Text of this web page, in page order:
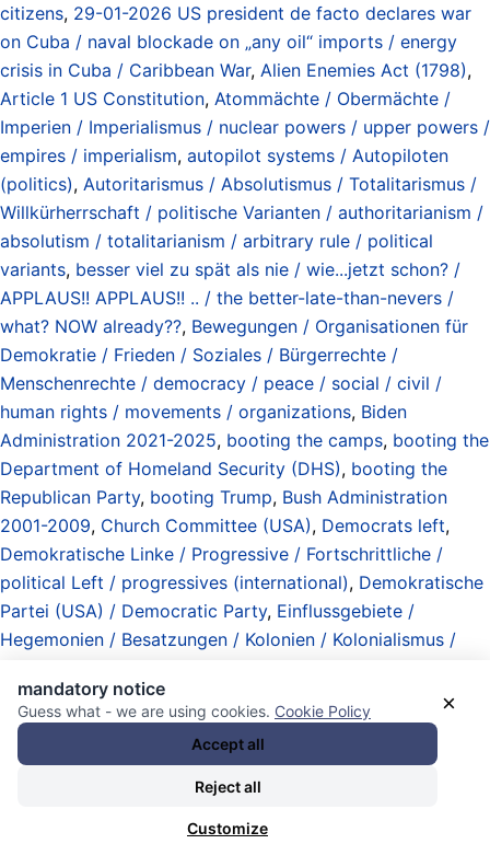
citizens, 29-01-2026 US president de facto declares war
on Cuba / naval blockade on „any oil“ imports / energy
crisis in Cuba / Caribbean War, Alien Enemies Act (1798),
Article 1 US Constitution, Atommächte / Obermächte /
Imperien / Imperialismus / nuclear powers / upper powers /
empires / imperialism, autopilot systems / Autopiloten
(politics), Autoritarismus / Absolutismus / Totalitarismus /
Willkürherrschaft / politische Varianten / authoritarianism /
absolutism / totalitarianism / arbitrary rule / political
variants, besser viel zu spät als nie / wie...jetzt schon? /
APPLAUS!! APPLAUS!! .. / the better-late-than-nevers /
what? NOW already??, Bewegungen / Organisationen für
Demokratie / Frieden / Soziales / Bürgerrechte /
Menschenrechte / democracy / peace / social / civil /
human rights / movements / organizations, Biden
Administration 2021-2025, booting the camps, booting the
Department of Homeland Security (DHS), booting the
Republican Party, booting Trump, Bush Administration
2001-2009, Church Committee (USA), Democrats left,
Demokratische Linke / Progressive / Fortschrittliche /
political Left / progressives (international), Demokratische
Partei (USA) / Democratic Party, Einflussgebiete /
Hegemonien / Besatzungen / Kolonien / Kolonialismus /
occupations / colonies / colonialism / annexations
elektronische Kolonien / Datenabbaugebiete /
elektronischer Kolonialismus / Feudalismus / electronic
colonies / data mining zones / electronic colonialism /
Öffnungen“ / Aufhebung von Ausnahmezustand /
×
mandatory notice
Guess what - we are using cookies. Cookie Policy
Accept all
Reject all
Customize